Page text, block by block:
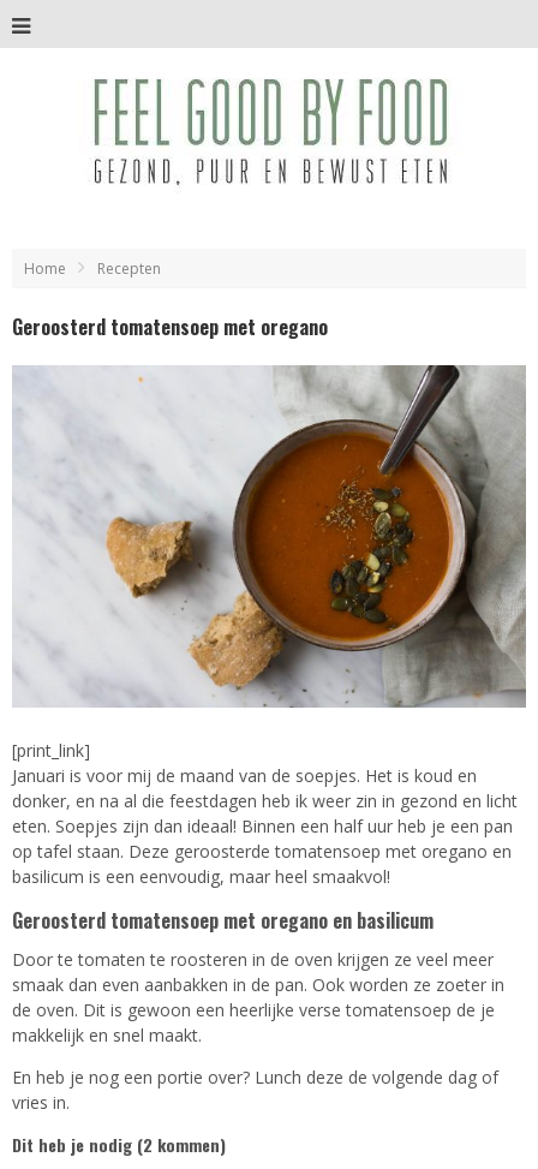
Home Recepten
Geroosterd tomatensoep met oregano
[print_link]
Januari is voor mij de maand van de soepjes. Het is koud en
donker, en na al die feestdagen heb ik weer zin in gezond en licht
eten. Soepjes zijn dan ideaal! Binnen een half uur heb je een pan
op tafel staan. Deze geroosterde tomatensoep met oregano en
basilicum is een eenvoudig, maar heel smaakvol!
Geroosterd tomatensoep met oregano en basilicum
Door te tomaten te roosteren in de oven krijgen ze veel meer
smaak dan even aanbakken in de pan. Ook worden ze zoeter in
de oven. Dit is gewoon een heerlijke verse tomatensoep de je
makkelijk en snel maakt.
En heb je nog een portie over? Lunch deze de volgende dag of
vries in.
Dit heb je nodig (2 kommen)